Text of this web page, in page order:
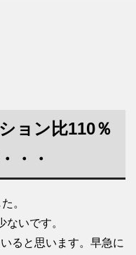
ョン比110％
・・
。
いです。
ると思います。早急に